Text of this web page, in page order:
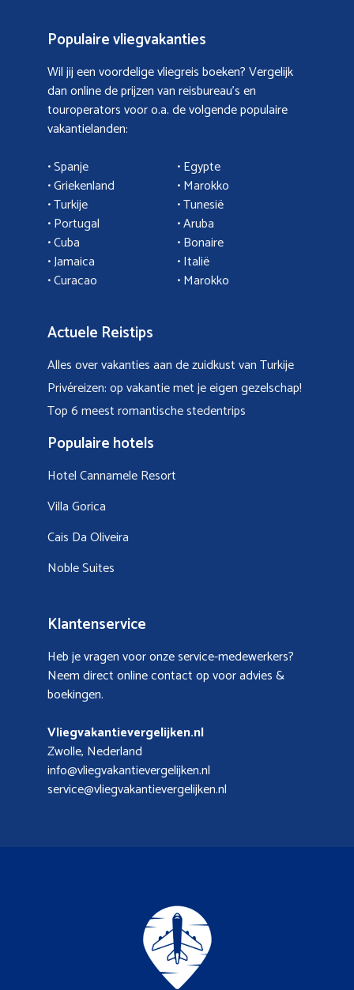
Populaire vliegvakanties
Wil jij een voordelige vliegreis boeken? Vergelijk
dan online de prijzen van reisbureau’s en
touroperators voor o.a. de volgende populaire
vakantielanden:
• Spanje
• Griekenland
• Turkije
•Portugal
•Cuba
•Jamaica
• Curacao
• Egypte
•Marokko
• Tunesië
•Aruba
• Bonaire
•Italië
•Marokko
Actuele Reistips
Alles over vakanties aan de zuidkust van Turkije
Privéreizen: op vakantie met je eigen gezelschap!
Top 6 meest romantische stedentrips
Populaire hotels
Hotel Cannamele Resort
Villa Gorica
Cais Da Oliveira
Noble Suites
Klantenservice
Heb je vragen voor onze service-medewerkers?
Neem direct online contact op voor advies &
boekingen.
Vliegvakantievergelijken.nl
Zwolle, Nederland
info@vliegvakantievergelijken.nl
service@vliegvakantievergelijken.nl